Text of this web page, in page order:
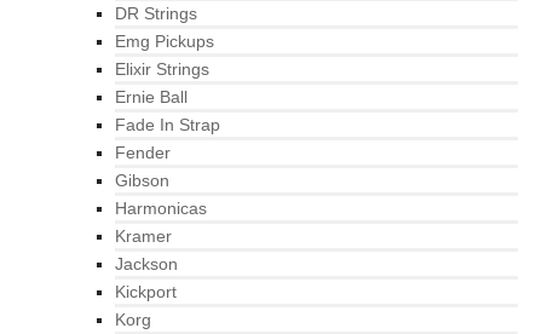
DR Strings
Emg Pickups
Elixir Strings
Ernie Ball
Fade In Strap
Fender
Gibson
Harmonicas
Kramer
Jackson
Kickport
Korg